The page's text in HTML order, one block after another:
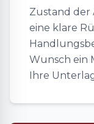
Zustand der
eine klare
Wunsch ein
Ihre